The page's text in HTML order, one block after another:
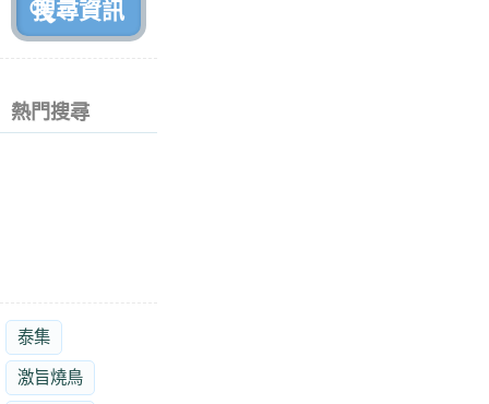
熱門搜尋
泰集
激旨燒鳥